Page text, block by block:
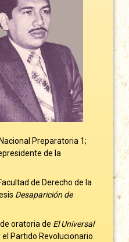
Preparatoria 1;
de la
de Derecho de la
Desaparición de
oratoria de El Universal
Partido Revolucionario